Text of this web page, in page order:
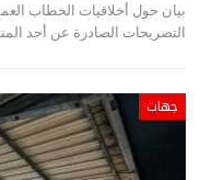
بيان حول أخلاقيات الخطاب
التصريحات الصادرة عن أحد
جهات